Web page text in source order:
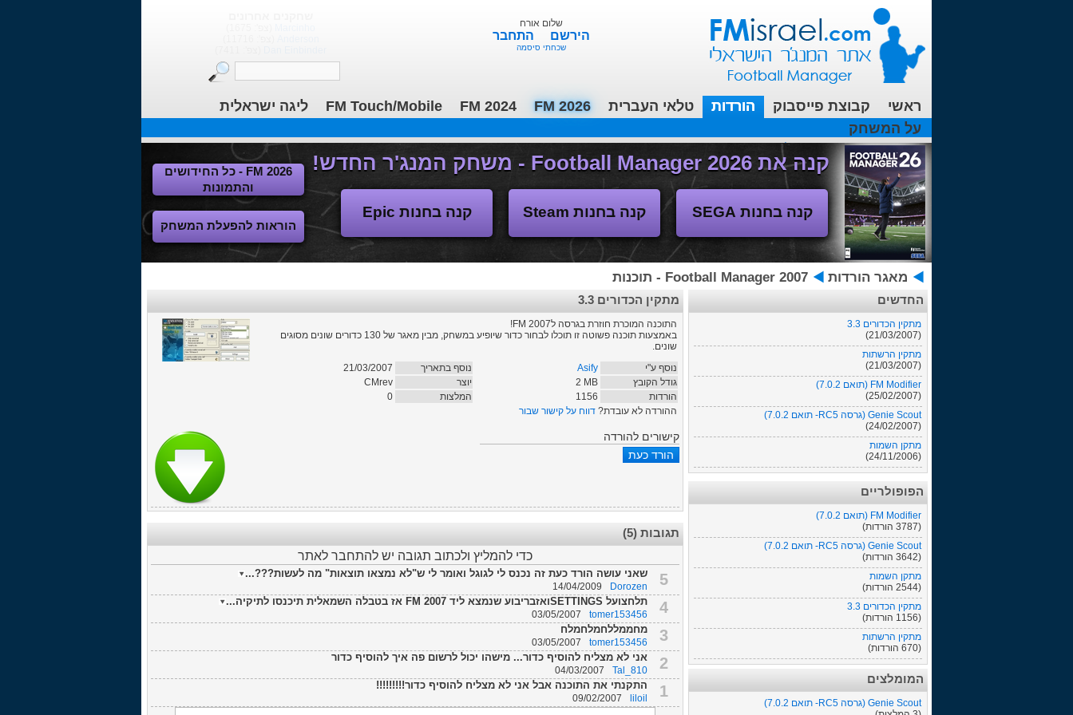
שלום אורח
הירשם התחבר
שכחתי סיסמה
ראשי קבוצת פייסבוק הורדות טלאי העברית FM 2026
FM 2024
FM Touch/Mobile
ליגה ישראלית
על המשחק
עכשיו בפורומים:FM19- איך יוצאים לחופשה עם המאמן ?
קנה את Football Manager 2026 - משחק המנג'ר החדש!
קנה בחנות SEGA קנה בחנות Steam קנה בחנות Epic
FM 2026 - כל החידושים
והתמונות
הוראות להפעלת המשחק
מאגר הורדות Football Manager 2007 - תוכנות
החדשים
מתקין הכדורים 3.3
(21/03/2007)
מתקין הרשתות
(21/03/2007)
FM Modifier (תואם 7.0.2)
(25/02/2007)
Genie Scout (גרסה RC5- תואם 7.0.2)
(24/02/2007)
מתקן השמות
(24/11/2006)
הפופולריים
FM Modifier (תואם 7.0.2)
(3787 הורדות)
Genie Scout (גרסה RC5- תואם 7.0.2)
(3642 הורדות)
מתקן השמות
(2544 הורדות)
מתקין הכדורים 3.3
(1156 הורדות)
מתקין הרשתות
(670 הורדות)
המומלצים
Genie Scout (גרסה RC5- תואם 7.0.2)
מתקין הכדורים 3.3
התוכנה המוכרת חוזרת בגרסה לFM 2007!
באמצעות תוכנה פשוטה זו תוכלו לבחור כדור שיופיע במשחק, מבין מאגר של 130 כדורים שונים מסוגים
שונים.
נוסף ע"י
Asify נוסף בתאריך
21/03/2007
גודל הקובץ
2 MB יוצר
CMrev
הורדות
1156 המלצות
0
ההורדה לא עובדת? דווח על קישור שבור
קישורים להורדה
תגובות (5)
כדי להמליץ ולכתוב תגובה יש להתחבר לאתר
5 שאני עושה הורד כעת זה נכנס לי לגוגל ואומר לי ש"לא נמצאו תוצאות" מה לעשות???...
Dorozen
14/04/2009
4 תלחצועל SETTINGSואזבריבוע שנמצא ליד FM 2007 אז בטבלה השמאלית תיכנסו לתיקיה...
tomer153456
03/05/2007
3 מחממללחמלחמלח
tomer153456
03/05/2007
2 אני לא מצליח להוסיף כדור... מישהו יכול לרשום פה איך להוסיף כדור
Tal_810
04/03/2007
1 התקנתי את התוכנה אבל אני לא מצליח להוסיף כדור!!!!!!!!!
liloil
09/02/2007